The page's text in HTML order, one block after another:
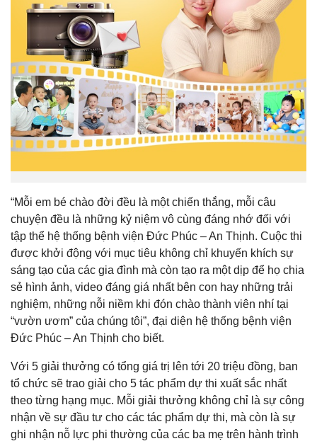
“Mỗi em bé chào đời đều là một chiến thắng, mỗi câu
chuyện đều là những kỷ niệm vô cùng đáng nhớ đối với
tập thể hệ thống bệnh viện Đức Phúc – An Thịnh. Cuộc thi
được khởi động với mục tiêu không chỉ khuyến khích sự
sáng tạo của các gia đình mà còn tạo ra một dịp để họ chia
sẻ hình ảnh, video đáng giá nhất bên con hay những trải
nghiệm, những nỗi niềm khi đón chào thành viên nhí tại
“vườn ươm” của chúng tôi”, đại diện hệ thống bệnh viện
Đức Phúc – An Thịnh cho biết.
Với 5 giải thưởng có tổng giá trị lên tới 20 triệu đồng, ban
tổ chức sẽ trao giải cho 5 tác phẩm dự thi xuất sắc nhất
theo từng hạng mục. Mỗi giải thưởng không chỉ là sự công
nhận về sự đầu tư cho các tác phẩm dự thi, mà còn là sự
ghi nhận nỗ lực phi thường của các ba mẹ trên hành trình